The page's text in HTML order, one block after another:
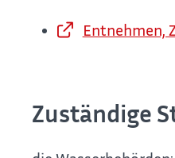
Entnehmen,
Zuständige